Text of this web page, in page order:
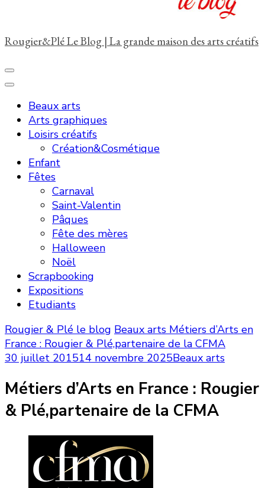
Rougier&Plé Le Blog | La grande maison des arts créatifs
Beaux arts
Arts graphiques
Loisirs créatifs
Création&Cosmétique
Enfant
Fêtes
Carnaval
Saint-Valentin
Pâques
Fête des mères
Halloween
Noël
Scrapbooking
Expositions
Etudiants
Rougier & Plé le blog Beaux arts Métiers d’Arts en
France : Rougier & Plé,partenaire de la CFMA
30 juillet 201514 novembre 2025Beaux arts
Métiers d’Arts en France : Rougier
& Plé,partenaire de la CFMA